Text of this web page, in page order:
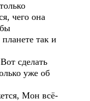
чего она
так и
сделать
уже об
Мон всё-